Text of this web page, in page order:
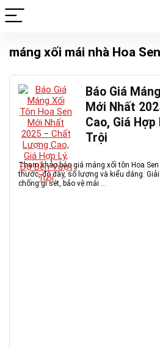
máng xối mái nhà Hoa Sen
Báo Giá
Mới Nhất
Cao, Giá
Trội
Tham khảo báo giá máng xối tôn Hoa
thước, độ dày, số lượng và kiểu dáng.
chống gỉ sét, bảo vệ mái ...